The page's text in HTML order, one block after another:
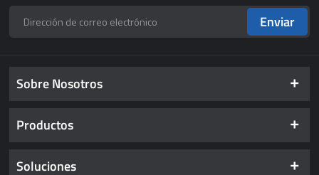
Enviar
Sobre Nosotros
Productos
Soluciones